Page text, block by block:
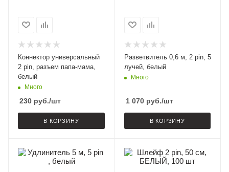
Коннектор универсальный
2 pin, разъем папа-мама,
белый
Много
230 руб./шт
В КОРЗИНУ
Разветвитель 0,6 м, 2 pin, 5
лучей, белый
Много
1 070руб./шт
В КОРЗИНУ